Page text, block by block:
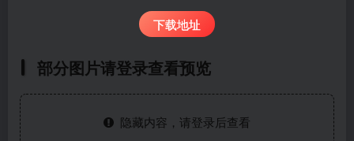
下载地址
部分图片请登录查看预览
隐藏内容，请登录后查看